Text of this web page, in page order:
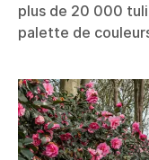
plus de 20 000
palette de